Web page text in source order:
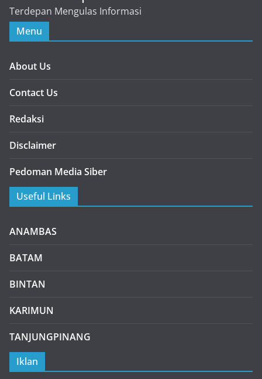
Terdepan Mengulas Informasi
Menu
About Us
Contact Us
Redaksi
Disclaimer
Pedoman Media Siber
Useful Links
ANAMBAS
BATAM
BINTAN
KARIMUN
TANJUNGPINANG
Iklan